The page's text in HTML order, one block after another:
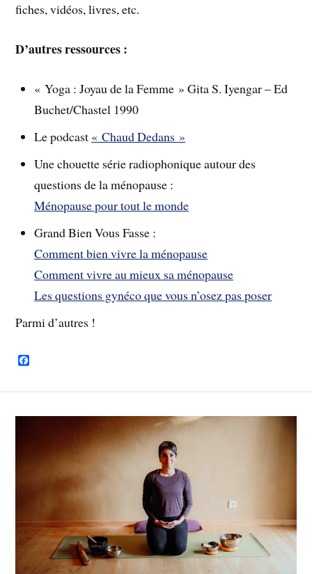
fiches, vidéos, livres, etc.
D’autres ressources :
« Yoga : Joyau de la Femme » Gita S. Iyengar – Ed
Buchet/Chastel 1990
Le podcast « Chaud Dedans »
Une chouette série radiophonique autour des
questions de la ménopause :
Ménopause pour tout le monde
Grand Bien Vous Fasse :
Comment bien vivre la ménopause
Comment vivre au mieux sa ménopause
Les questions gynéco que vous n’osez pas poser
Parmi d’autres !
o